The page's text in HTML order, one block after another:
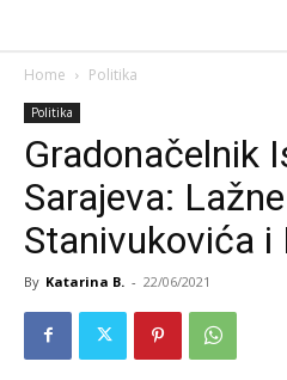
Home Politika
Politika
Gradonačelnik
Sarajeva:
Stanivukovića i
By Katarina B. - 22/06/2021